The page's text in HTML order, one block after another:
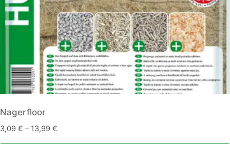
Nagerfloor
3,09 € – 13,99 €